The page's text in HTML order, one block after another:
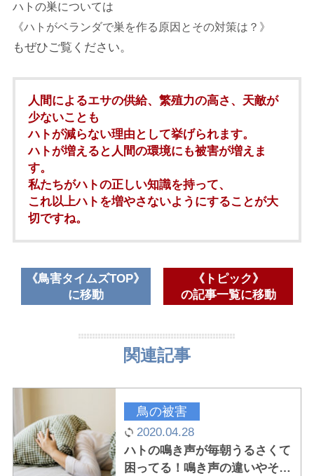
ハトの巣については
《ハトがベランダで巣を作る原因とその対策は？》
もぜひご覧ください。
人間によるエサの供給、繁殖力の高さ、天敵が
少ないことも
ハトが減らない理由として挙げられます。
ハトが増えると人間の環境にも被害が増えま
す。
私たちがハトの正しい知識を持って、
これ以上ハトを増やさないようにすることが大
切ですね。
鳥害タイムズTOP
に移動
トピック
の記事一覧に移動
関連記事
鳥の被害
2020.04.28
ハトの鳴き声が毎朝うるさくて
困ってる！鳴き声の違いやその